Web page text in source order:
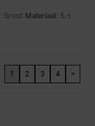
: Groot Materiaal : 5/5
1 2 3 4 >